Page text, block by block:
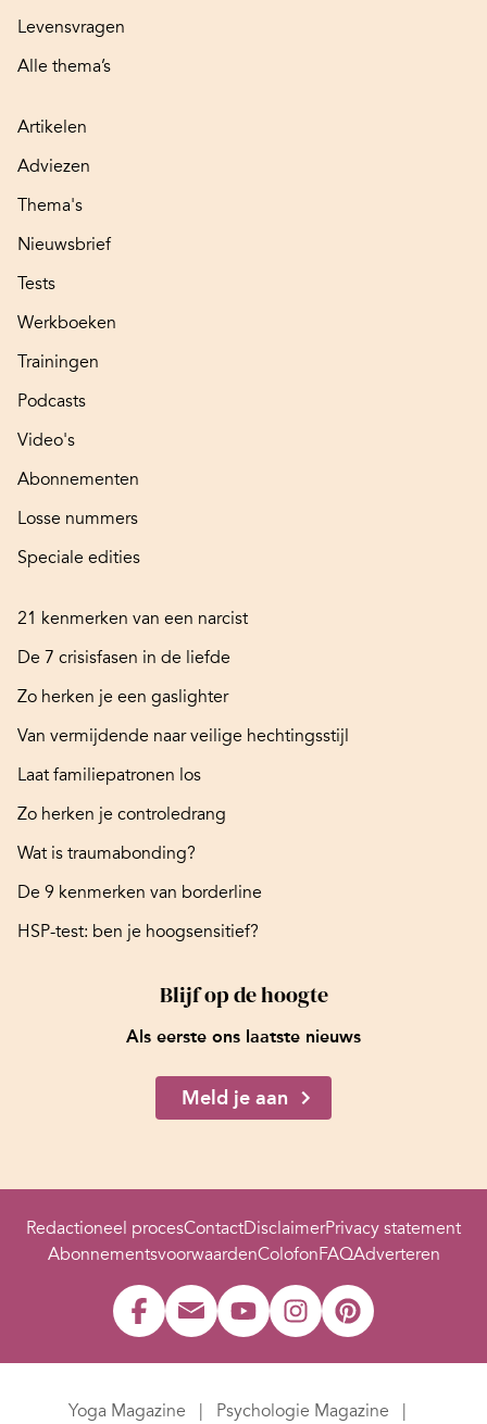
Levensvragen
Alle thema’s
Artikelen
Adviezen
Thema's
Nieuwsbrief
Tests
Werkboeken
Trainingen
Podcasts
Video's
Abonnementen
Losse nummers
Speciale edities
21 kenmerken van een narcist
De 7 crisisfasen in de liefde
Zo herken je een gaslighter
Van vermijdende naar veilige hechtingsstijl
Laat familiepatronen los
Zo herken je controledrang
Wat is traumabonding?
De 9 kenmerken van borderline
HSP-test: ben je hoogsensitief?
Blijf op de hoogte
Als eerste ons laatste nieuws
Meld je aan
Redactioneel procesContactDisclaimerPrivacy statement
AbonnementsvoorwaardenColofonFAQAdverteren
Yoga Magazine Psychologie Magazine